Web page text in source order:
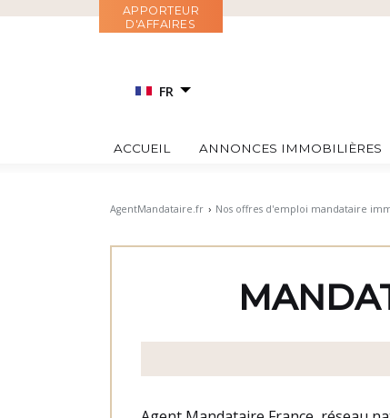
APPORTEUR
D'AFFAIRES
FR
RU
ACCUEIL ANNONCES IMMOBILIÈRES
AgentMandataire.fr › Nos offres d'emploi mandataire